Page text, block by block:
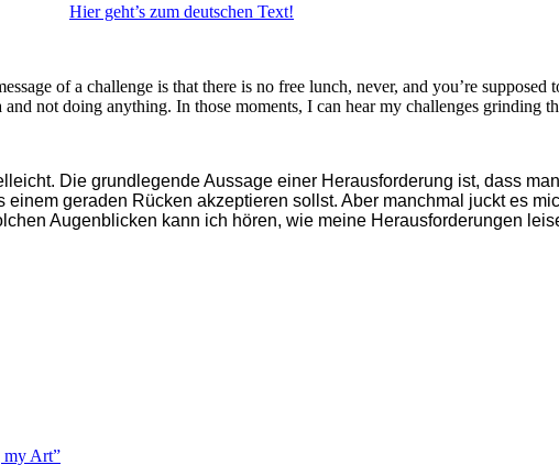
Hier geht’s zum deutschen Text!
of a challenge is that there is no free lunch, never, and you’re
not doing anything. In those moments, I can hear my challenges grinding
Die grundlegende Aussage einer Herausforderung ist, dass
geraden Rücken akzeptieren sollst. Aber manchmal juckt es
Augenblicken kann ich hören, wie meine Herausforderungen